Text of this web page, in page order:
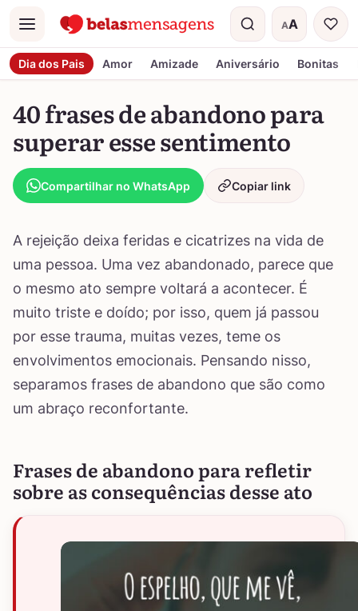
Menu AA
Tamanho do
Dia dos Pais Amor Amizade Aniversário Bonitas
40 frases de abandono para
superar esse sentimento
Compartilhar no WhatsApp Copiar link
A rejeição deixa feridas e cicatrizes na vida de
uma pessoa. Uma vez abandonado, parece que
o mesmo ato sempre voltará a acontecer. É
muito triste e doído; por isso, quem já passou
por esse trauma, muitas vezes, teme os
envolvimentos emocionais. Pensando nisso,
separamos frases de abandono que são como
um abraço reconfortante.
Frases de abandono para refletir
sobre as consequências desse ato